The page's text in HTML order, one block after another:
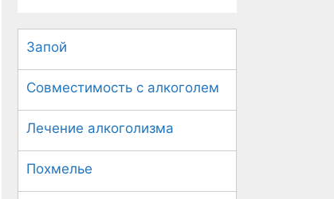
с
к
:
Запой
Совместимость с алкоголем
Лечение алкоголизма
Похмелье